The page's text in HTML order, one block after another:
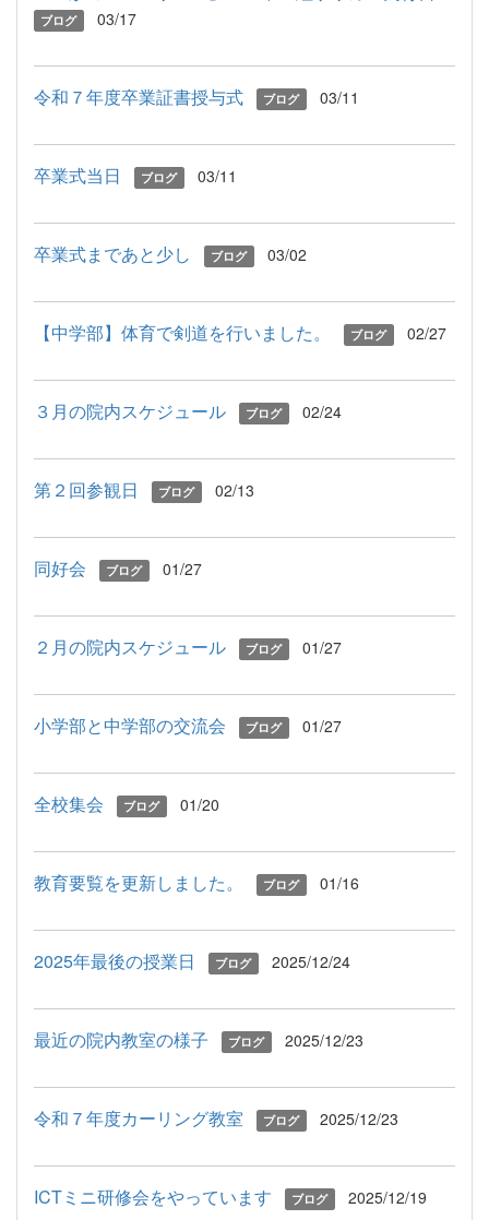
ブログ 03/17
令和７年度卒業証書授与式 ブログ 03/11
卒業式当日 ブログ 03/11
卒業式まであと少し ブログ 03/02
【中学部】体育で剣道を行いました。 ブログ 02/27
３月の院内スケジュール ブログ 02/24
第２回参観日 ブログ 02/13
同好会 ブログ 01/27
２月の院内スケジュール ブログ 01/27
小学部と中学部の交流会 ブログ 01/27
全校集会 ブログ 01/20
教育要覧を更新しました。 ブログ 01/16
2025年最後の授業日 ブログ 2025/12/24
最近の院内教室の様子 ブログ 2025/12/23
令和７年度カーリング教室 ブログ 2025/12/23
ICTミニ研修会をやっています ブログ 2025/12/19